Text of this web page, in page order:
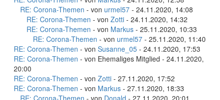
RE: Corona-Themen - von urmel57 - 24.11.2020, 14:08
RE: Corona-Themen - von Zotti - 24.11.2020, 14:32
RE: Corona-Themen - von Markus - 25.11.2020, 10:33
RE: Corona-Themen - von urmel57 - 25.11.2020, 11:40
RE: Corona-Themen - von Susanne_05 - 24.11.2020, 17:53
RE: Corona-Themen - von Ehemaliges Mitglied - 24.11.2020,
20:00
RE: Corona-Themen - von Zotti - 27.11.2020, 17:52
RE: Corona-Themen - von Markus - 27.11.2020, 18:33